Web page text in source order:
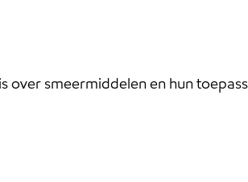
smeermiddelen en hun